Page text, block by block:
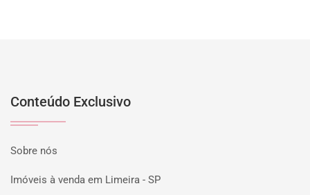
Conteúdo Exclusivo
Sobre nós
Imóveis à venda em Limeira - SP